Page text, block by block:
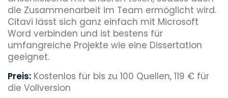
die Zusammenarbeit im Team ermöglicht wird.
Citavi lässt sich ganz einfach mit Microsoft
Word verbinden und ist bestens für
umfangreiche Projekte wie eine Dissertation
geeignet.
Preis: Kostenlos für bis zu 100 Quellen, 119 € für
die Vollversion